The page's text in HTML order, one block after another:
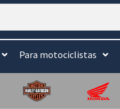
Para motociclistas